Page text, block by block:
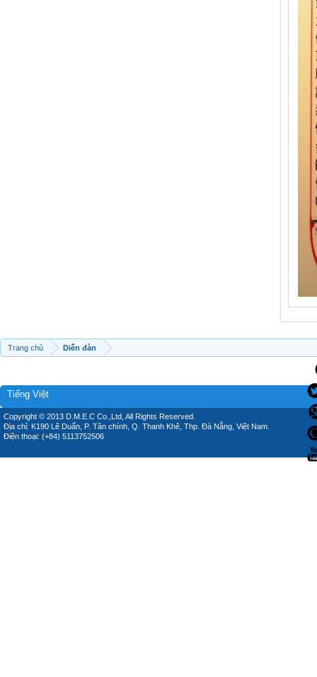
Trang chủ Diễn đàn
Tiếng Việt
Copyright © 2013 D.M.E.C Co.,Ltd, All Rights Reserved.
Địa chỉ: K190 Lê Duẩn, P. Tân chính, Q. Thanh Khê, Thp. Đà Nẵng, Việt Nam.
Điện thoại: (+84) 5113752506